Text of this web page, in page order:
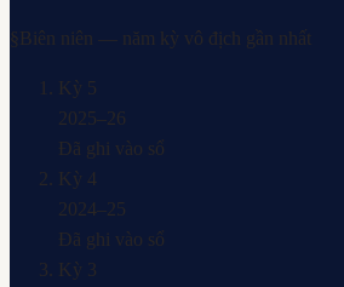
§ Biên niên — năm kỳ vô địch gần nhất
Kỳ 5
2025–26
Đã ghi vào sổ
Kỳ 4
2024–25
Đã ghi vào sổ
Kỳ 3